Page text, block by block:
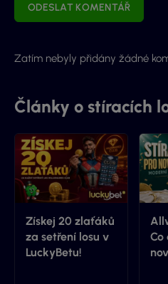
ODESLAT KOMENTÁŘ
Zatím nebyly přidány žádné
Články o stíracích
Získej 20 zlaťáků
za setření losu v
LuckyBetu!
Co